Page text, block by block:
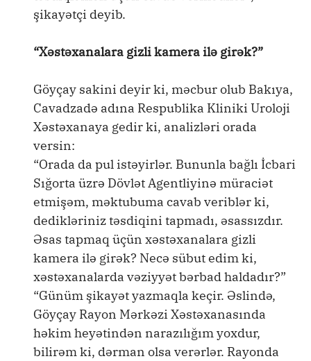
şikayətçi deyib.
“Xəstəxanalara gizli kamera ilə girək?”
Göyçay sakini deyir ki, məcbur olub Bakıya,
Cavadzadə adına Respublika Kliniki Uroloji
Xəstəxanaya gedir ki, analizləri orada
versin:
“Orada da pul istəyirlər. Bununla bağlı İcbari
Sığorta üzrə Dövlət Agentliyinə müraciət
etmişəm, məktubuma cavab veriblər ki,
dedikləriniz təsdiqini tapmadı, əsassızdır.
Əsas tapmaq üçün xəstəxanalara gizli
kamera ilə girək? Necə sübut edim ki,
xəstəxanalarda vəziyyət bərbad haldadır?”
“Günüm şikayət yazmaqla keçir. Əslində,
Göyçay Rayon Mərkəzi Xəstəxanasında
həkim heyətindən narazılığım yoxdur,
bilirəm ki, dərman olsa verərlər. Rayonda